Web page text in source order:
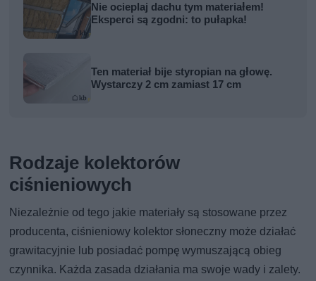
Nie ocieplaj dachu tym materiałem!
Eksperci są zgodni: to pułapka!
Ten materiał bije styropian na głowę.
Wystarczy 2 cm zamiast 17 cm
Rodzaje kolektorów
ciśnieniowych
Niezależnie od tego jakie materiały są stosowane przez
producenta, ciśnieniowy kolektor słoneczny może działać
grawitacyjnie lub posiadać pompę wymuszającą obieg
czynnika. Każda zasada działania ma swoje wady i zalety.